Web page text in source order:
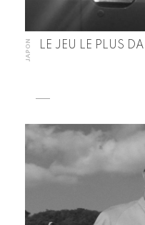
JAPON LE JEU LE PLUS